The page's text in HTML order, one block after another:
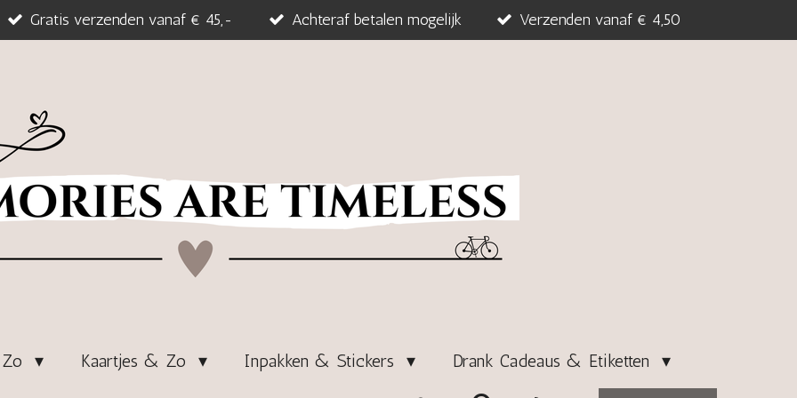
Gratis verzenden vanaf € 45,- Achteraf betalen mogelijk Verzenden vanaf € 4,50
Kaartjes & Zo Inpakken & Stickers Drank Cadeaus & Etiketten